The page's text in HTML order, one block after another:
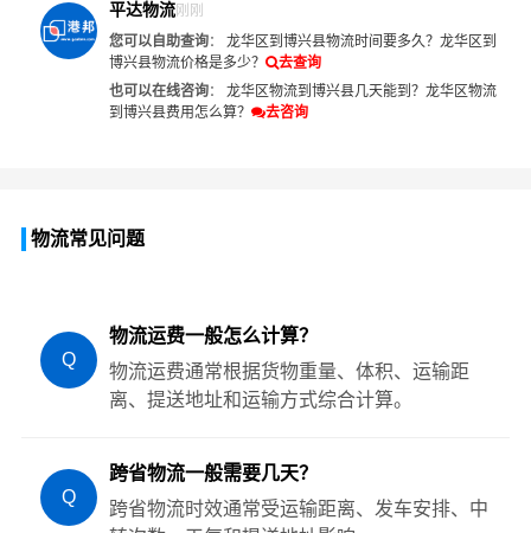
平达物流刚刚
您可以自助查询： 龙华区到博兴县物流时间要多久？ 龙华区到
博兴县物流价格是多少？
去查询
也可以在线咨询： 龙华区物流到博兴县几天能到？ 龙华区物流
到博兴县费用怎么算？
去咨询
物流常见问题
Q
物流运费一般怎么计算？
物流运费通常根据货物重量、体积、运输距
离、提送地址和运输方式综合计算。
Q
跨省物流一般需要几天？
跨省物流时效通常受运输距离、发车安排、中